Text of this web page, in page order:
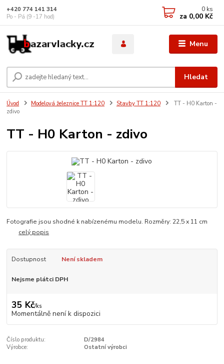
Menu
Hledat
+420 774 141 314
Po - Pá (9 -17 hod)
0 ks
za 0,00 Kč
Úvod Modelová železnice TT 1:120 Stavby TT 1:120
TT - H0 Karton -
zdivo
TT - H0 Karton - zdivo
Fotografie jsou shodné k nabízenému modelu. Rozměry: 22,5 x 11 cm
celý popis
Dostupnost Není skladem
Nejsme plátci DPH
35 Kč/ks
Momentálně není k dispozici
Číslo produktu:
D/2984
Výrobce:
Ostatní výrobci